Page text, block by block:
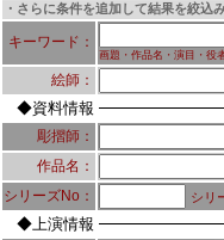
・さらに条件を追加して結果を絞込
キーワード：
画題・作品名・演目・役
絵師：
◆資料情報
彫摺師：
作品名：
シリーズNo：
シリ
◆上演情報